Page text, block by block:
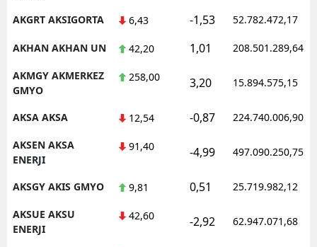
AKGRT AKSIGORTA 6,43 -1,53 52.782.472,17
AKHAN AKHAN UN 42,20 1,01 208.501.289,64
AKMGY AKMERKEZ
GMYO
258,00 3,20 15.894.575,15
AKSA AKSA 12,54 -0,87 224.740.006,90
AKSEN AKSA
ENERJI
91,40 -4,99 497.090.250,75
AKSGY AKIS GMYO 9,81 0,51 25.719.982,12
AKSUE AKSU
ENERJI
42,60 -2,92 62.947.071,68